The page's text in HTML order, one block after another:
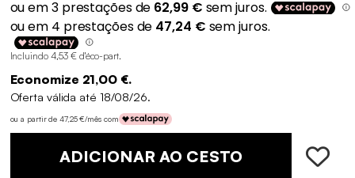
Incluindo 4,53 € d'éco-part.
Economize 21,00 €.
Oferta válida até 18/08/26.
ou a partir de 47,25 €/mês com
ADICIONAR AO CESTO